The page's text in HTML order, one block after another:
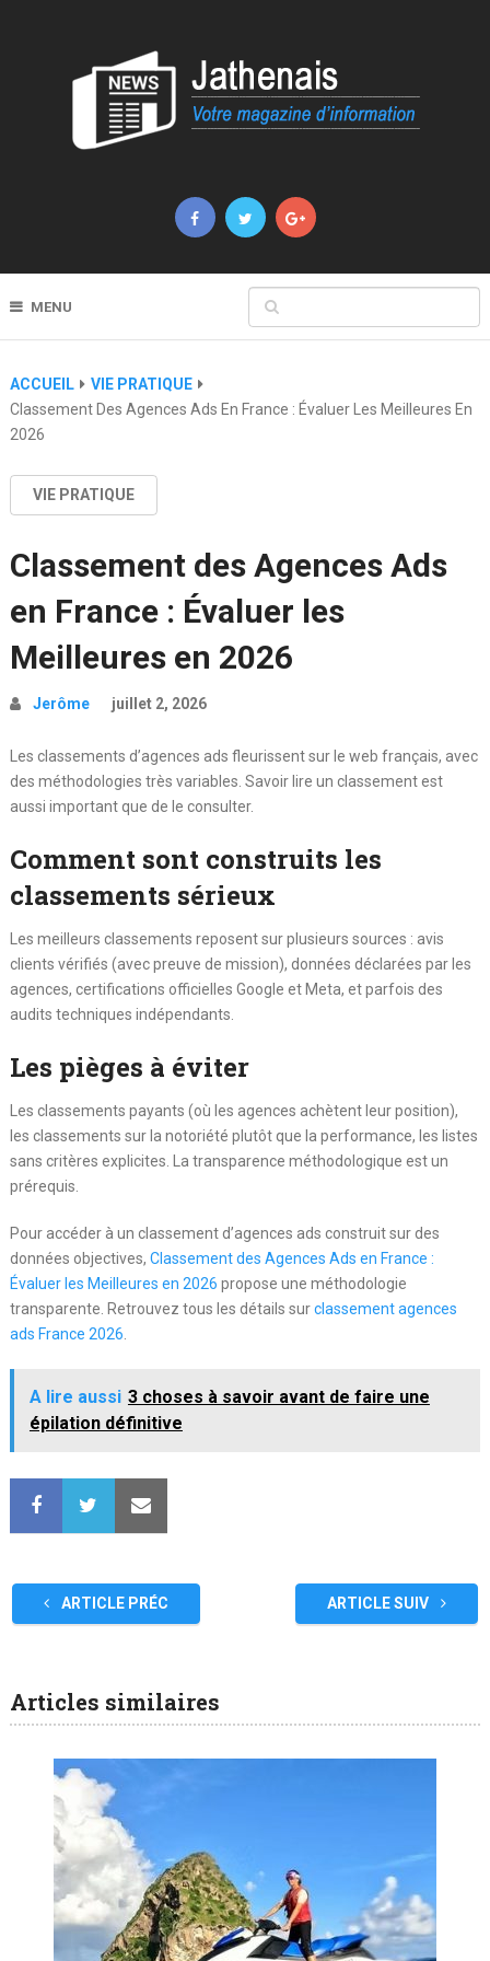
MENU
ACCUEIL
VIE PRATIQUE
Classement Des Agences Ads En France : Évaluer Les Meilleures En
2026
VIE PRATIQUE
Classement des Agences Ads
en France : Évaluer les
Meilleures en 2026
Jerôme juillet 2, 2026
Les classements d’agences ads fleurissent sur le web français, avec
des méthodologies très variables. Savoir lire un classement est
aussi important que de le consulter.
Comment sont construits les
classements sérieux
Les meilleurs classements reposent sur plusieurs sources : avis
clients vérifiés (avec preuve de mission), données déclarées par les
agences, certifications officielles Google et Meta, et parfois des
audits techniques indépendants.
Les pièges à éviter
Les classements payants (où les agences achètent leur position),
les classements sur la notoriété plutôt que la performance, les listes
sans critères explicites. La transparence méthodologique est un
prérequis.
Pour accéder à un classement d’agences ads construit sur des
données objectives, Classement des Agences Ads en France :
Évaluer les Meilleures en 2026 propose une méthodologie
transparente. Retrouvez tous les détails surclassement agences
ads France 2026
A lire aussi 3 choses à savoir avant de faire une
épilation définitive
ARTICLE PRÉC ARTICLE SUIV
Articles similaires